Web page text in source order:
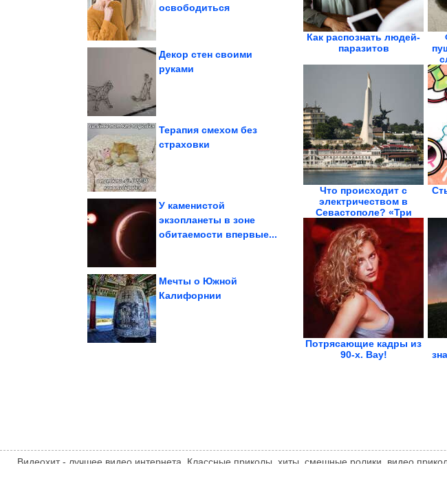
освободиться
Декор стен своими
руками
Терапия смехом без
страховки
У каменистой
экзопланеты в зоне
обитаемости впервые...
Мемы уровня «я не
Мечты о Южной
Калифорнии
Как распознать людей-
паразитов
Что происходит с
электричеством в
Севастополе? «Три
часа...
Потрясающие кадры из
90-х. Вау!
Видеохит - лучшее видео интернета. Классные приколы, хиты, смешные ролики, видео